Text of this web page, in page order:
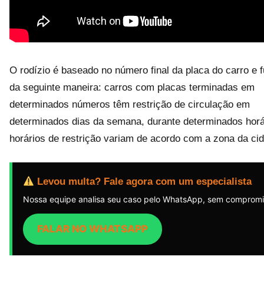
O rodízio é baseado no número final da placa do carro e
da seguinte maneira: carros com placas terminadas em
determinados números têm restrição de circulação em
determinados dias da semana, durante determinados
horários de restrição variam de acordo com a zona da
Levou multa? Fale agora com um especialista
Nossa equipe analisa seu caso pelo WhatsApp, sem
FALAR NO WHATSAPP